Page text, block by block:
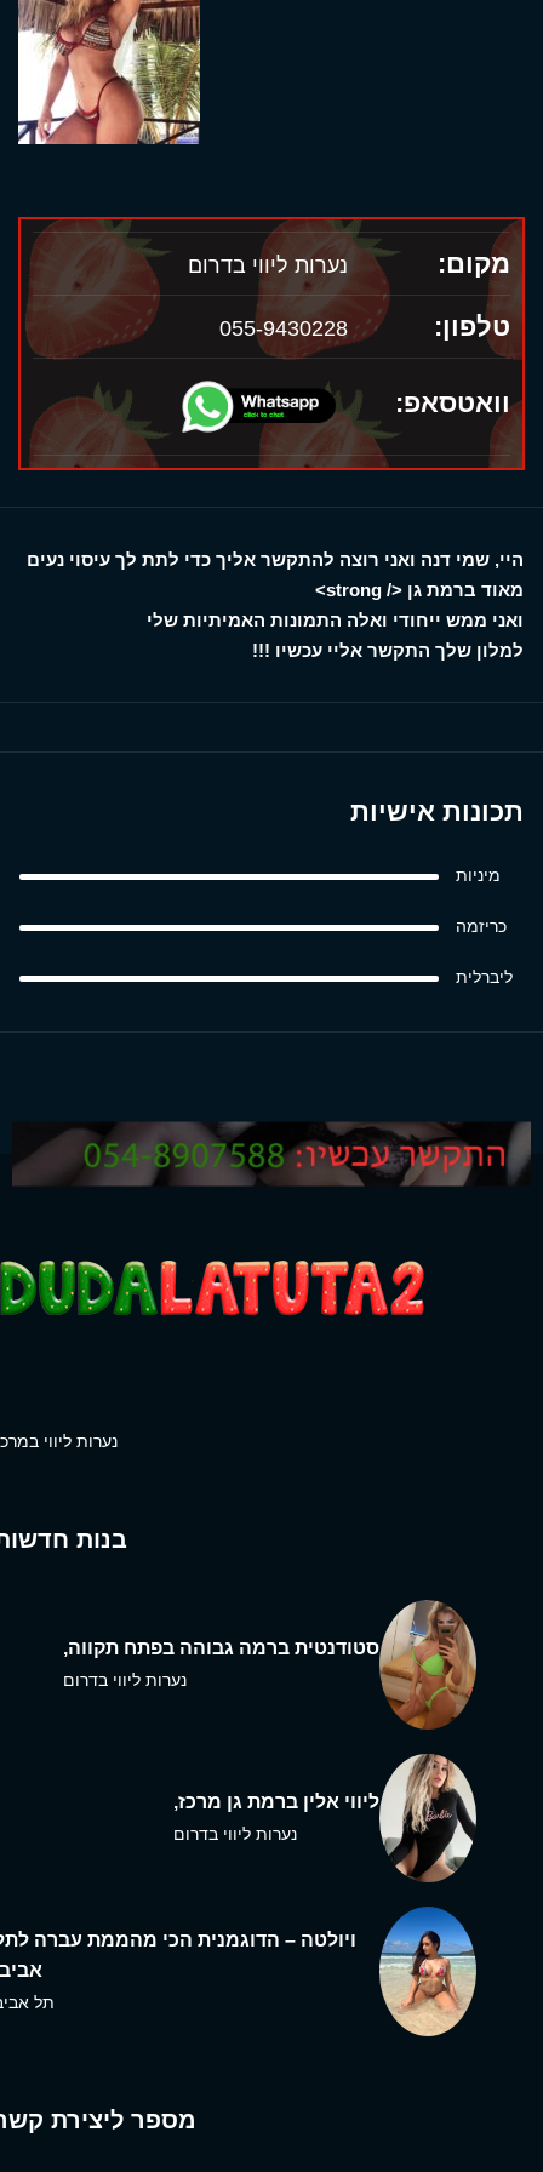
מקום: נערות ליווי בדרום
טלפון: 055-9430228
וואטסאפ:
היי, שמי דנה ואני רוצה להתקשר אליך כדי לתת לך עיסוי נעים
מאוד ברמת גן </ strong>
ואני ממש ייחודי ואלה התמונות האמיתיות שלי
למלון שלך התקשר אליי עכשיו !!!
תכונות אישיות
מיניות
כריזמה
ליברלית
נערות ליווי
בנות
סטודנטית ברמה גבוהה בפתח תקווה,
נערות ליווי בדרום
ליווי אלין ברמת גן מרכז,
נערות ליווי בדרום
ויולטה – הדוגמנית הכי מהממת עברה
תל
מספר ליצירת